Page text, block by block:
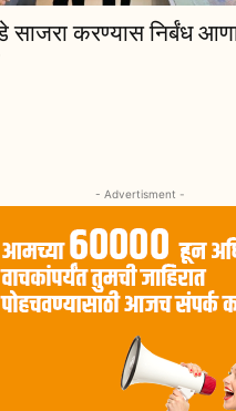
साजरा करण्यास निर्बंध
- Advertisment -